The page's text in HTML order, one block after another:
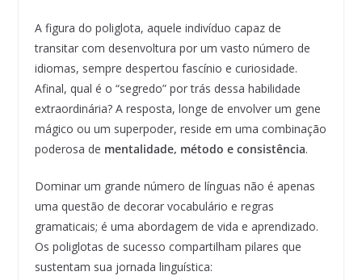
A figura do poliglota, aquele indivíduo capaz de
transitar com desenvoltura por um vasto número de
idiomas, sempre despertou fascínio e curiosidade.
Afinal, qual é o “segredo” por trás dessa habilidade
extraordinária? A resposta, longe de envolver um gene
mágico ou um superpoder, reside em uma combinação
poderosa de mentalidade, método e consistência.
Dominar um grande número de línguas não é apenas
uma questão de decorar vocabulário e regras
gramaticais; é uma abordagem de vida e aprendizado.
Os poliglotas de sucesso compartilham pilares que
sustentam sua jornada linguística: